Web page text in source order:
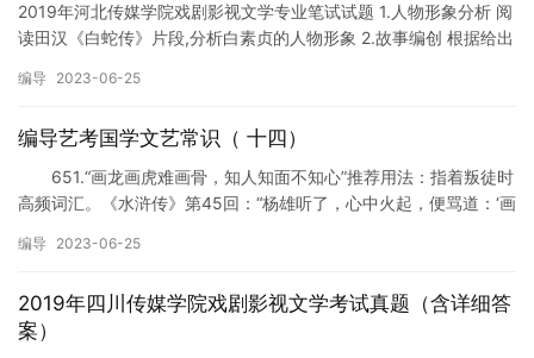
2019年河北传媒学院戏剧影视文学专业笔试试题 1.人物形象分析 阅
读田汉《白蛇传》片段,分析白素贞的人物形象 2.故事编创 根据给出
编导 2023-06-25
编导艺考国学文艺常识（ 十四）
651.“画龙画虎难画骨，知人知面不知心”推荐用法：指着叛徒时
高频词汇。《水浒传》第45回：“杨雄听了，心中火起，便骂道：‘画
编导 2023-06-25
2019年四川传媒学院戏剧影视文学考试真题（含详细答
案）